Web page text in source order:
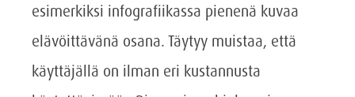
esimerkiksi infografiikassa pienenä kuvaa
elävöittävänä osana. Täytyy muistaa, että
käyttäjällä on ilman eri kustannusta